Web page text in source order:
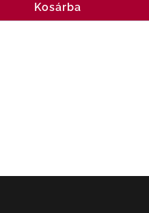
Kosárba